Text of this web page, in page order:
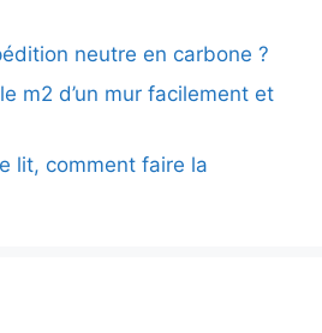
neutre en carbone ?
m2 d’un mur facilement et
lit, comment faire la